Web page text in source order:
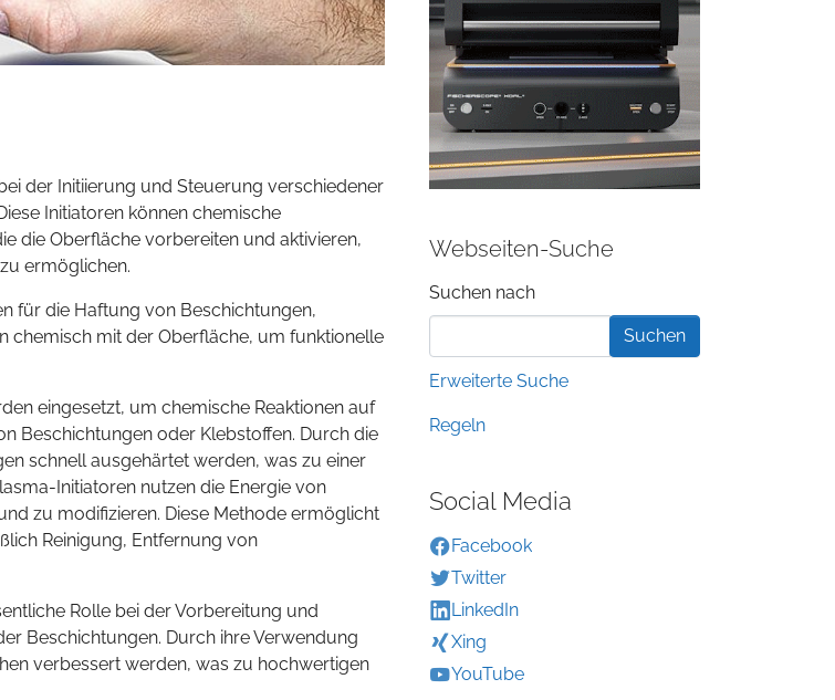
der Initiierung und Steuerung verschiedener
Initiatoren können chemische
die Oberfläche vorbereiten und aktivieren,
ermöglichen.
für die Haftung von Beschichtungen,
chemisch mit der Oberfläche, um funktionelle
eingesetzt, um chemische Reaktionen auf
Beschichtungen oder Klebstoffen. Durch die
schnell ausgehärtet werden, was zu einer
Initiatoren nutzen die Energie von
zu modifizieren. Diese Methode ermöglicht
Reinigung, Entfernung von
Rolle bei der Vorbereitung und
Beschichtungen. Durch ihre Verwendung
verbessert werden, was zu hochwertigen
Webseiten-Suche
Suchformular
Suchen nach
Erweiterte Suche
Regeln
Social Media
Facebook
Twitter
LinkedIn
Xing
YouTube